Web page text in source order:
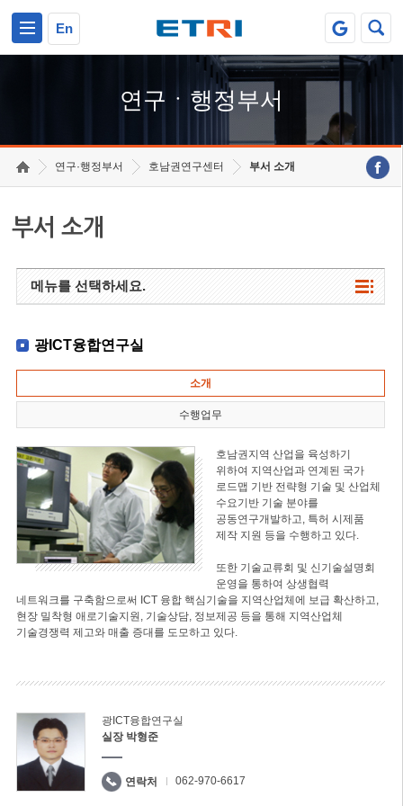
En
연구ㆍ행정부서
연구·행정부서 호남권연구센터 부서 소개
부서 소개
메뉴를 선택하세요.
광ICT융합연구실
소개
수행업무
호남권지역 산업을 육성하기
위하여 지역산업과 연계된 국가
로드맵 기반 전략형 기술 및 산업체
수요기반 기술 분야를
공동연구개발하고, 특허 시제품
제작 지원 등을 수행하고 있다.
또한 기술교류회 및 신기술설명회
운영을 통하여 상생협력
네트워크를 구축함으로써 ICT 융합 핵심기술을 지역산업체에 보급 확산하고,
현장 밀착형 애로기술지원, 기술상담, 정보제공 등을 통해 지역산업체
기술경쟁력 제고와 매출 증대를 도모하고 있다.
광ICT융합연구실
실장 박형준
연락처 062-970-6617